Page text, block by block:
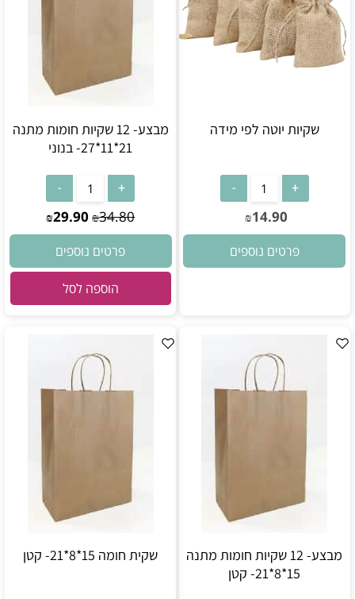
שקיות יוטה לפי מידה
₪14.90
פרטים נוספים
מבצע- 12 שקיות חומות מתנה
21*11*27- בנוני
₪34.80
₪29.90
פרטים נוספים
הוספה לסל
מבצע- 12 שקיות חומות מתנה
15*8*21- קטן
שקית חומה 15*8*21- קטן